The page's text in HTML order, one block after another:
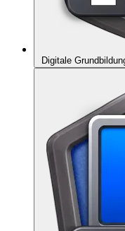
Digitale